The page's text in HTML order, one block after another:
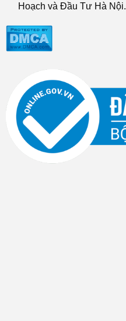
Hoạch và Đầu Tư Hà Nội.